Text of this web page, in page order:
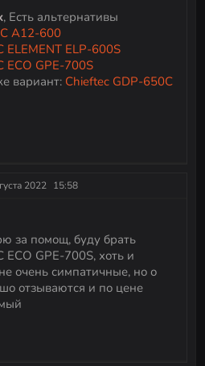
, Есть альтернативы
A12-600
ELEMENT ELP-600S
ECO GPE-700S
вариант: Chieftec GDP-650C
2022 15:58
за помощ, буду брать
ECO GPE-700S, хоть и
очень симпатичные, но о
отзываются и по цене